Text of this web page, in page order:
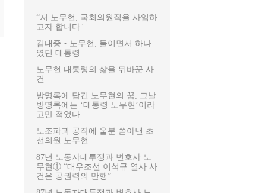
“저 노무현, 국회의원직을 사임하
고자 합니다"
김대중‧노무현, 둘이면서 하나
였던 대통령
노무현 대통령의 삶을 뒤바꾼 사
건
방명록에 담긴 노무현의 꿈, 그날
방명록에는 ‘대통령 노무현’이라
고만 적었다
노조파괴 공작에 울분 쏟아낸 초
선의원 노무현
87년 노동자대투쟁과 변호사 노
무현① “대우조선 이석규 열사 사
건은 공권력의 만행”